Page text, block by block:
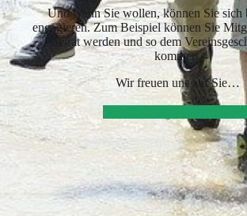
Und wenn Sie wollen, können Sie sich
engagieren. Zum Beispiel können Sie
Beirat werden und so dem
kommen.
Wir freuen uns auf Sie…
Jetzt Mitglied